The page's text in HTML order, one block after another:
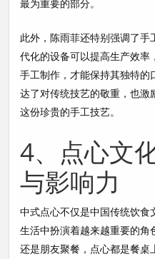
最为重要的部分。
此外，陈雨菲还特别强调了
代化的设备可以提高生产效率
手工制作，才能保持其独特
达了对传统技艺的敬重，也激
这份珍贵的手工技艺。
4、点心文
与影响力
中式点心不仅是中国传统饮食
生活中扮演着越来越重要的角
还是朋友聚餐，点心都是餐